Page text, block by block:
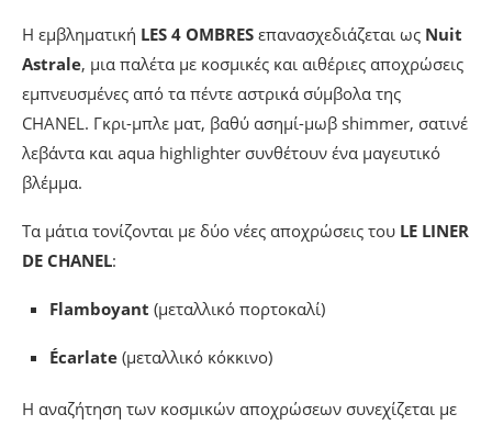
Η εμβληματική LES 4 OMBRES επανασχεδιάζεται ως Nuit
Astrale, μια παλέτα με κοσμικές και αιθέριες αποχρώσεις
εμπνευσμένες από τα πέντε αστρικά σύμβολα της
CHANEL. Γκρι-μπλε ματ, βαθύ ασημί-μωβ shimmer, σατινέ
λεβάντα και aqua highlighter συνθέτουν ένα μαγευτικό
βλέμμα.
Τα μάτια τονίζονται με δύο νέες αποχρώσεις του LE LINER
DE CHANEL:
Flamboyant (μεταλλικό πορτοκαλί)
Écarlate (μεταλλικό κόκκινο)
Η αναζήτηση των κοσμικών αποχρώσεων συνεχίζεται με